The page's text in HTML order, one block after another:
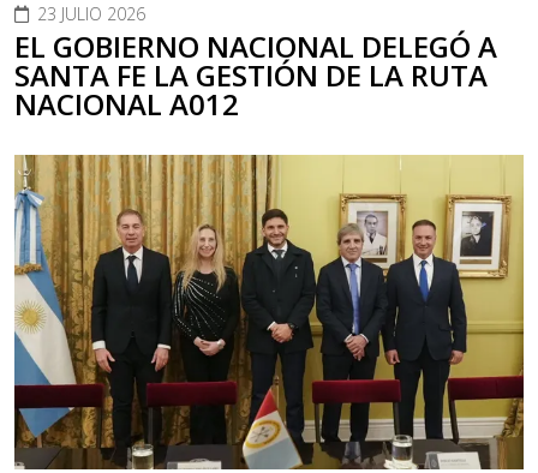
23 JULIO 2026
EL GOBIERNO NACIONAL DELEGÓ A
SANTA FE LA GESTIÓN DE LA RUTA
NACIONAL A012